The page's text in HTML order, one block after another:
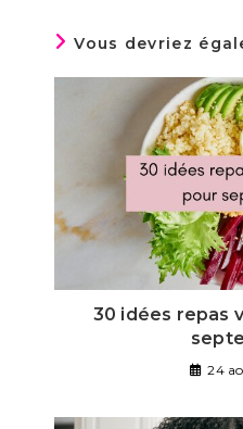
Vous devriez
30 idées repas
24